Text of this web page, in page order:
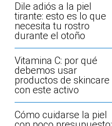
Dile adiós a la piel
tirante: esto es lo que
necesita tu rostro
durante el otoño
Vitamina C: por qué
debemos usar
productos de skincare
con este activo
Cómo cuidarse la piel